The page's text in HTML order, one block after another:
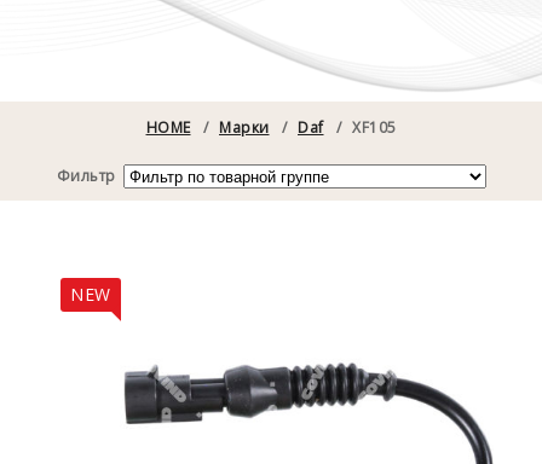
HOME / Марки / Daf / XF105
Фильтр
NEW